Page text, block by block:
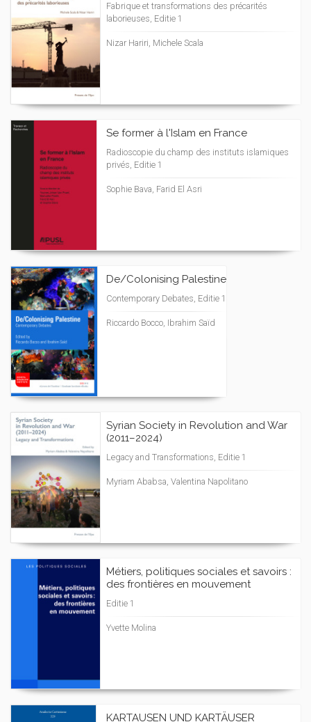
Fabrique et transformations des précarités
laborieuses, Editie 1
Nizar Hariri, Michele Scala
Se former à l'Islam en France
Radioscopie du champ des instituts islamiques
privés, Editie 1
Sophie Bava, Farid El Asri
De/Colonising Palestine
Contemporary Debates, Editie 1
Riccardo Bocco, Ibrahim Saïd
Syrian Society in Revolution and War
(2011–2024)
Legacy and Transformations, Editie 1
Myriam Ababsa, Valentina Napolitano
Métiers, politiques sociales et savoirs :
des frontières en mouvement
Editie 1
Yvette Molina
KARTAUSEN UND KARTÄUSER